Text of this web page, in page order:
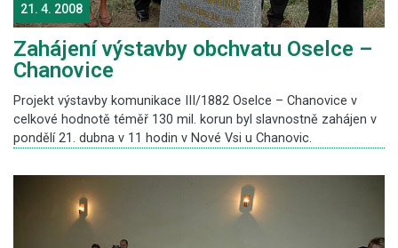
21. 4. 2008
Zahájení výstavby obchvatu Oselce –
Chanovice
Projekt výstavby komunikace III/1882 Oselce – Chanovice v
celkové hodnotě téměř 130 mil. korun byl slavnostně zahájen v
pondělí 21. dubna v 11 hodin v Nové Vsi u Chanovic.